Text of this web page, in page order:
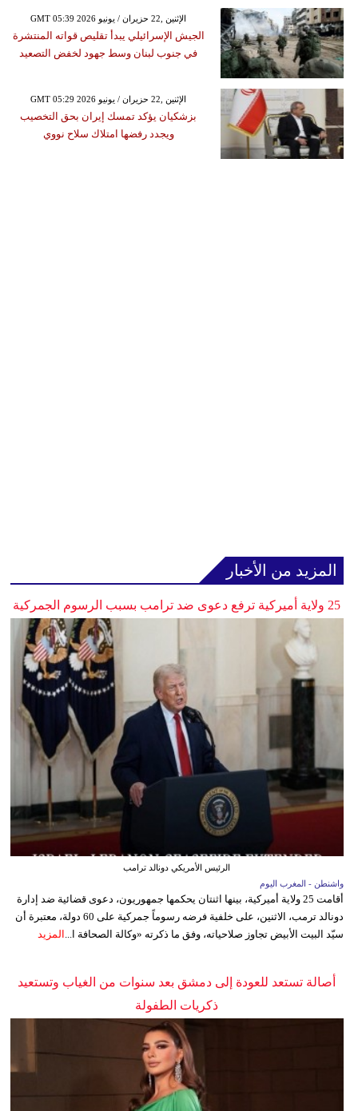
GMT 05:39 2026 الإثنين ,22 حزيران / يونيو
الجيش الإسرائيلي يبدأ تقليص قواته المنتشرة
في جنوب لبنان وسط جهود لخفض التصعيد
GMT 05:29 2026 الإثنين ,22 حزيران / يونيو
بزشكيان يؤكد تمسك إيران بحق التخصيب
ويجدد رفضها امتلاك سلاح نووي
المزيد من الأخبار
25 ولاية أميركية ترفع دعوى ضد ترامب بسبب الرسوم الجمركية
الرئيس الأمريكي دونالد ترامب
واشنطن - المغرب اليوم
أقامت 25 ولاية أميركية، بينها اثنتان يحكمها جمهوريون، دعوى قضائية ضد إدارة
دونالد ترمب، الاثنين، على خلفية فرضه رسوماً جمركية على 60 دولة، معتبرة أن
سيّد البيت الأبيض تجاوز صلاحياته، وفق ما ذكرته «وكالة الصحافة ا... المزيد
أصالة تستعد للعودة إلى دمشق بعد سنوات من الغياب وتستعيد
ذكريات الطفولة